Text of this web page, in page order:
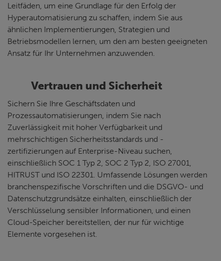
Leitfäden, um eine Grundlage für den Erfolg der
Hyperautomatisierung zu schaffen, indem Sie aus
ähnlichen Implementierungen, Strategien und
Betriebsmodellen lernen, um den am besten geeigneten
Ansatz für Ihr Unternehmen anzuwenden.
Vertrauen und Sicherheit
Sichern Sie Ihre Geschäftsdaten und
Prozessautomatisierungen, indem Sie nach
Zuverlässigkeit mit hoher Verfügbarkeit und
mehrschichtigen Sicherheitsstandards und -
zertifizierungen auf Enterprise-Niveau suchen,
einschließlich SOC 1 Typ 2, SOC 2 Typ 2, ISO 27001,
HITRUST und ISO 22301. Umfassende Lösungen werden
branchenspezifische Vorschriften und die DSGVO- und
Datenschutzgrundsätze einhalten, einschließlich der
Verschlüsselung sensibler Informationen, und einen
Cloud-Speicher bereitstellen, der nur für wichtige
Elemente vorgesehen ist.